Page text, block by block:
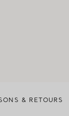
& RETOURS